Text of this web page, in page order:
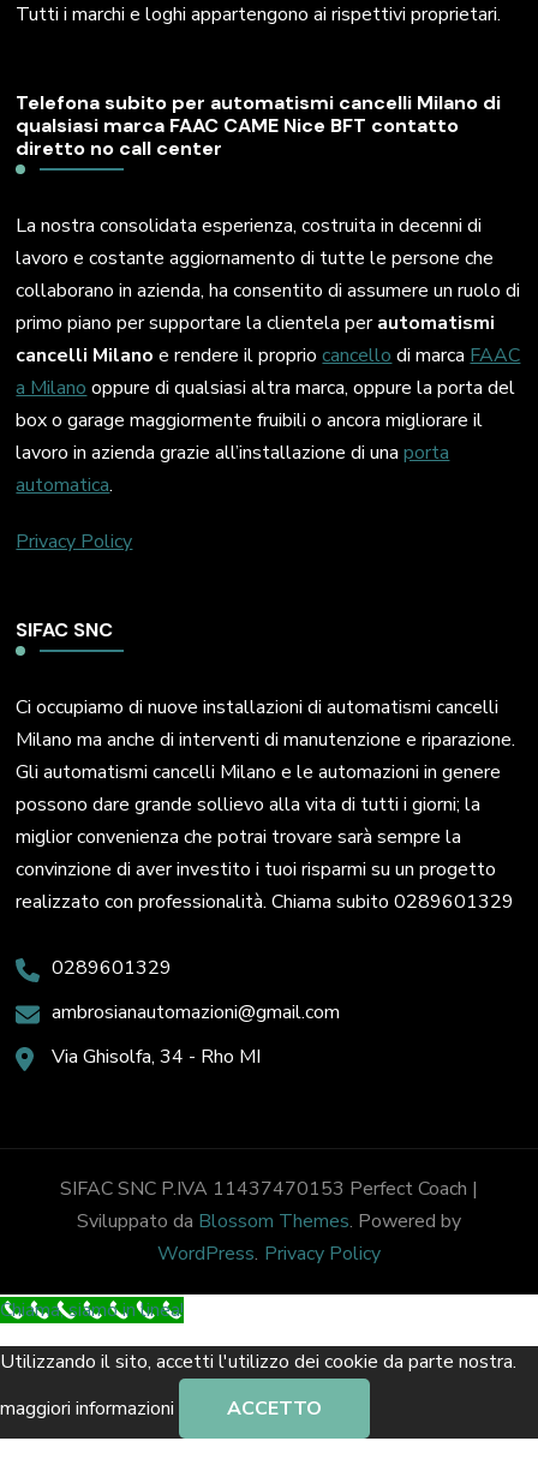
Tutti i marchi e loghi appartengono ai rispettivi proprietari.
Telefona subito per automatismi cancelli Milano di
qualsiasi marca FAAC CAME Nice BFT contatto
diretto no call center
La nostra consolidata esperienza, costruita in decenni di
lavoro e costante aggiornamento di tutte le persone che
collaborano in azienda, ha consentito di assumere un ruolo di
primo piano per supportare la clientela perautomatismi
cancelli Milano e rendere il propriocancello di marca FAAC
a Milano oppure di qualsiasi altra marca, oppure la porta del
box o garage maggiormente fruibili o ancora migliorare il
lavoro in azienda grazie all’installazione di unaporta
automatica.
Privacy Policy
SIFAC SNC
Ci occupiamo di nuove installazioni di automatismi cancelli
Milano ma anche di interventi di manutenzione e riparazione.
Gli automatismi cancelli Milano e le automazioni in genere
possono dare grande sollievo alla vita di tutti i giorni; la
miglior convenienza che potrai trovare sarà sempre la
convinzione di aver investito i tuoi risparmi su un progetto
realizzato con professionalità. Chiama subito 0289601329
0289601329
ambrosianautomazioni@gmail.com
Via Ghisolfa, 34 - Rho MI
SIFAC SNC P.IVA 11437470153 Perfect Coach |
Sviluppato da Blossom Themes. Powered by
WordPress. Privacy Policy
Chiama, siamo in linea!
Utilizzando il sito, accetti l'utilizzo dei cookie da parte nostra.
maggiori informazioni
ACCETTO